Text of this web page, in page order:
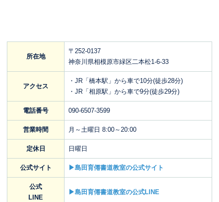
所在地
〒252-0137
神奈川県相模原市緑区二本松1-6-33
アクセス
・JR「橋本駅」から車で10分(徒歩28分)
・JR「相原駅」から車で9分(徒歩29分)
電話番号 090-6507-3599
営業時間 月～土曜日 8:00～20:00
定休日 日曜日
公式サイト ▶島田育僊書道教室の公式サイト
公式
LINE
▶島田育僊書道教室の公式LINE